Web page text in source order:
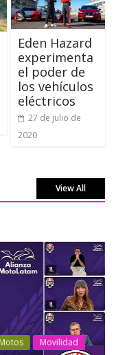
Eden Hazard
experimenta
el poder de
los vehículos
eléctricos
27 de julio de
2020
View All
Varios